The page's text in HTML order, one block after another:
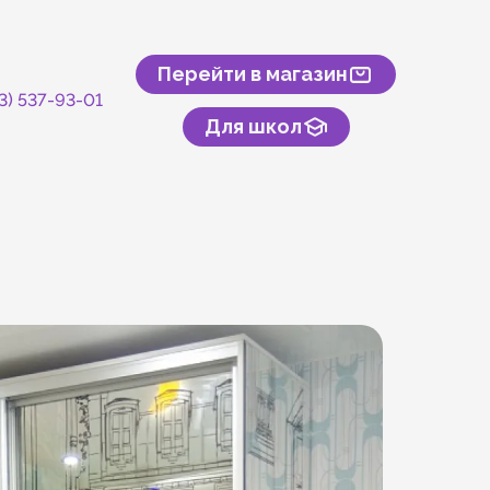
537-93-01
Перейти в магазин
Для школ